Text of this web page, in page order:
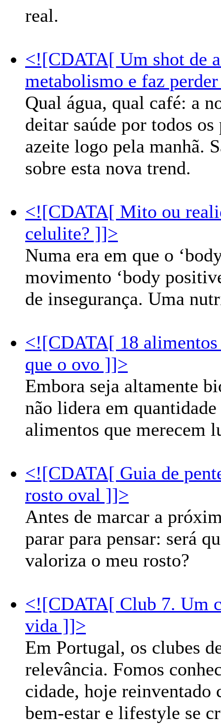
real.
<![CDATA[ Um shot de
metabolismo e faz
Qual água, qual café: a
deitar saúde por todos
azeite logo pela manhã.
sobre esta nova trend.
<![CDATA[ Mito ou
celulite? ]]>
Numa era em que o
movimento ‘body
de insegurança. Uma
<![CDATA[ 18
que o ovo ]]>
Embora seja altamente
não lidera em
alimentos que merecem
<![CDATA[ Guia de
rosto oval ]]>
Antes de marcar a
parar para pensar: será
valoriza o meu rosto?
<![CDATA[ Club 7. Um
vida ]]>
Em Portugal, os clubes
relevância. Fomos
cidade, hoje reinventado
bem-estar e lifestyle se